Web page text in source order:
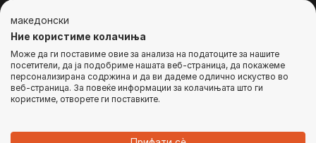
b2b@zirafa50.mk
Jадранска Магистрала 86, Skopje, North Macedonia
© Сите права се задржани
македонски
Ние користиме колачиња
Може да ги поставиме овие за анализа на податоците за нашите
посетители, да ја подобриме нашата веб-страница, да покажеме
персонализирана содржина и да ви дадеме одлично искуство во
веб-страница. За повеќе информации за колачињата што ги
користиме, отворете ги поставките.